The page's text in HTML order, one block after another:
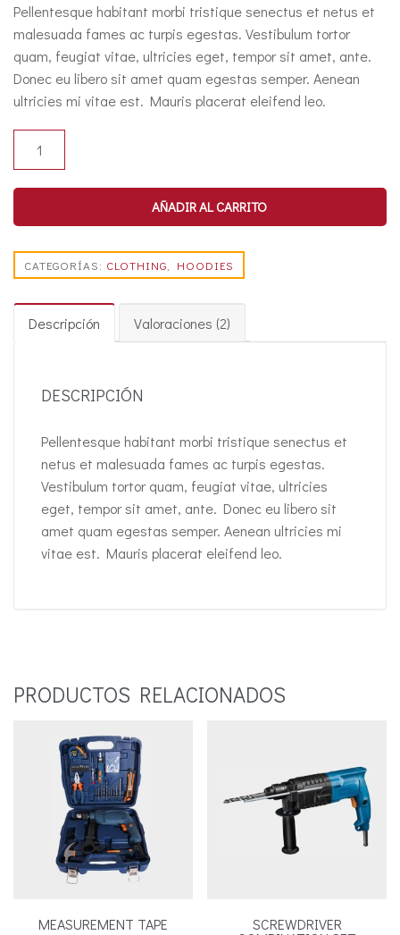
Pellentesque habitant morbi tristique senectus et netus et
malesuada fames ac turpis egestas. Vestibulum tortor
quam, feugiat vitae, ultricies eget, tempor sit amet, ante.
Donec eu libero sit amet quam egestas semper. Aenean
ultricies mi vitae est. Mauris placerat eleifend leo.
AÑADIR AL CARRITO
CATEGORÍAS: CLOTHING HOODIES
Descripción Valoraciones (2)
DESCRIPCIÓN
Pellentesque habitant morbi tristique senectus et
netus et malesuada fames ac turpis egestas.
Vestibulum tortor quam, feugiat vitae, ultricies
eget, tempor sit amet, ante. Donec eu libero sit
amet quam egestas semper. Aenean ultricies mi
vitae est. Mauris placerat eleifend leo.
PRODUCTOS RELACIONADOS
MEASUREMENT TAPE SCREWDRIVER